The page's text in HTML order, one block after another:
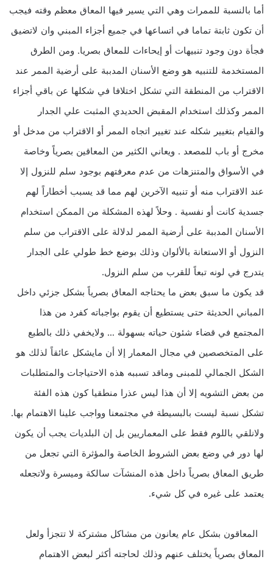
أما بالنسبة للممرات وهي التي يسير فيها المعاق معظم وقته فيجب
أن تكون ثابتة تماما في اتساعها في جميع أجزاء المبني وان لاتضيق
فجأة دون وجود تنبيهات أو إيحاءات للمعاق بصريا. ومن الطرق
المستخدمة للتنبيه هو وضع الأسنان المدببة على أرضية الممر عند
الاقتراب من المنطقة التي تشكل اختلافا في شكلها عن باقي أجزاء
الممر وكذلك استخدام المقبض الحديدي المثبت علي الجدار
والقيام بتغيير شكله عند تغيير اتجاه الممر أو الاقتراب من مدخل أو
مخرج أو باب للمصعد . ويعاني الكثير من المعاقين بصرياً وخاصة
في الأسواق والمتنزهات من عدم معرفتهم بوجود سلم للنزول إلا
عند الاقتراب منه أو تنبيه الآخرين لهم مما قد يسبب أخطاراً لهم
جسدية كانت أو نفسية . وحلاً لهذه المشكلة من الممكن استخدام
الأسنان المدببة على أرضية الممر لدلالة على الاقتراب من سلم
النزول أو الاستعانة بالألوان وذلك بوضع خط طولي على الجدار
يتدرج في لونه تبعاً للقرب من سلم النزول.
قد يكون ما سبق بعض ما يحتاجه المعاق بصرياً بشكل جزئي داخل
المباني الحديثة حتى يستطيع أن يقوم بواجباته كفرد من هذا
المجتمع في قضاء شئون حياته بسهولة … ولايخفي ذلك بالطبع
على المتخصصين في مجال المعمار إلا أن مايشكل عائقاً لذلك هو
الشكل الجمالي للمبنى وماقد تسببه هذه الاحتياجات والمتطلبات
من بعض التشويه إلا أن هذا ليس عذرا منطقيا كون هذه الفئة
تشكل نسبة ليست بالبسيطة في مجتمعنا وواجب علينا الاهتمام بها.
ولانلقي باللوم فقط على المعماريين بل إن البلديات يجب أن يكون
لها دور في وضع بعض الشروط الخاصة والمؤثرة التي تجعل من
طريق المعاق بصرياً داخل هذه المنشآت سالكة وميسرة ولاتجعله
يعتمد على غيره في كل شيء.
المعاقون بشكل عام يعانون من مشاكل مشتركة لا تتجزأ ولعل
المعاق بصرياً يختلف عنهم وذلك لحاجته أكثر لبعض الاهتمام